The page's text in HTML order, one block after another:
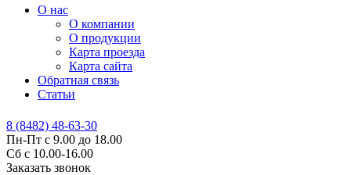
О нас
О компании
О продукции
Карта проезда
Карта сайта
Обратная связь
Статьи
8 (8482) 48-63-30
Пн-Пт с 9.00 до 18.00
Сб с 10.00-16.00
Заказать звонок